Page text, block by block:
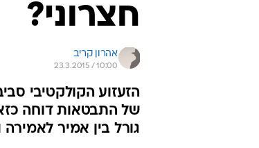
חצרוני?
אהרון קריב
23.3.2015 / 10:00
הזעזוע הקולקטיבי
של התבטאות דוחה
גורל בין אמיר לאמירה